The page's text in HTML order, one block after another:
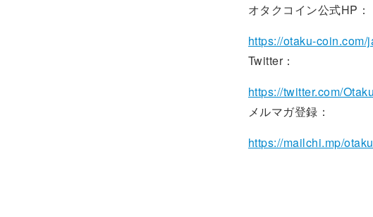
オタクコイン公式HP：
https://otaku-coin.com/
Twitter：
https://twitter.com/
メルマガ登録：
https://mailchi.mp/